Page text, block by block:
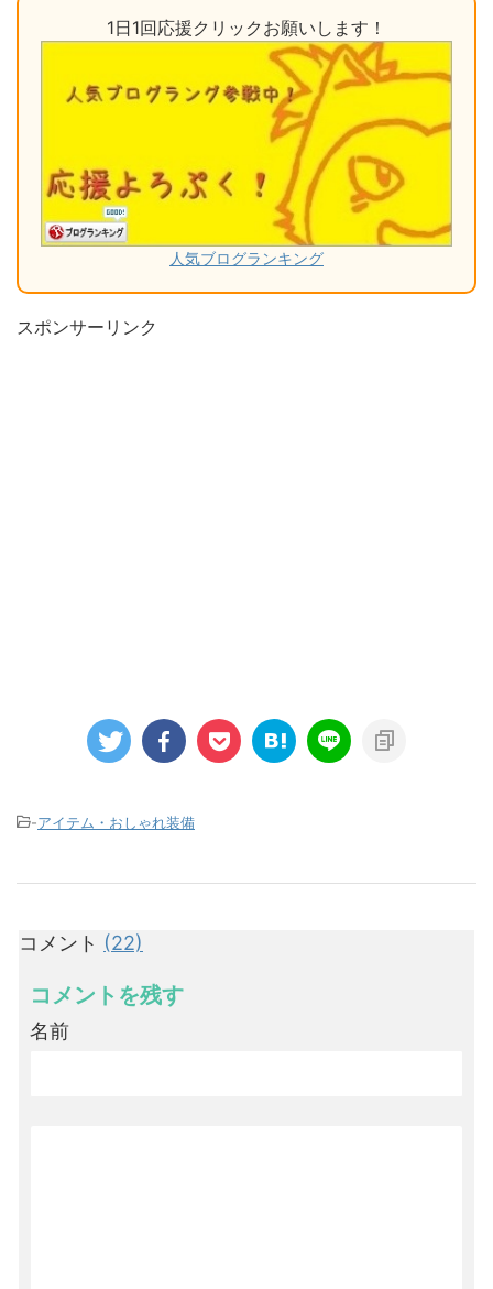
1日1回応援クリックお願いします！
人気ブログランキング
スポンサーリンク
-アイテム・おしゃれ装備
コメント (22)
コメントを残す
名前